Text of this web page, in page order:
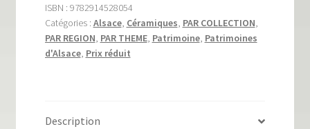
Soufflenheim
ISBN : 9782914528054
Catégories : Alsace, Céramiques, PAR COLLECTION,
PAR REGION, PAR THEME, Patrimoine, Patrimoines
d'Alsace, Prix réduit
Description